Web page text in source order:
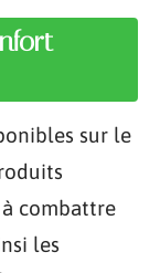
sur le
combattre
les